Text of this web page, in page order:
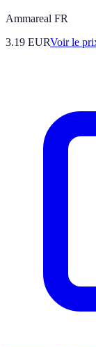
Ammareal FR
3.19 EURVoir le